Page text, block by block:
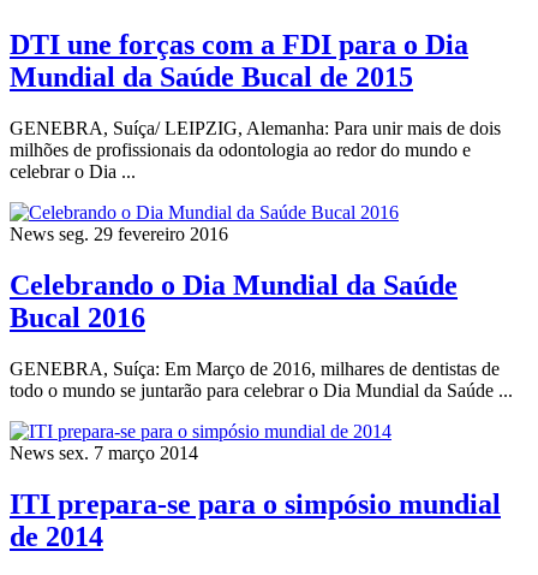
DTI une forças com a FDI para o Dia
Mundial da Saúde Bucal de 2015
GENEBRA, Suíça/ LEIPZIG, Alemanha: Para unir mais de dois
milhões de profissionais da odontologia ao redor do mundo e
celebrar o Dia ...
News seg. 29 fevereiro 2016
Celebrando o Dia Mundial da Saúde
Bucal 2016
GENEBRA, Suíça: Em Março de 2016, milhares de dentistas de
todo o mundo se juntarão para celebrar o Dia Mundial da Saúde ...
News sex. 7 março 2014
ITI prepara-se para o simpósio mundial
de 2014